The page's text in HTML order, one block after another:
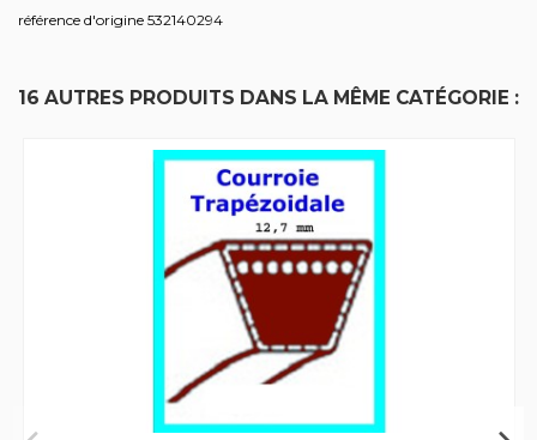
référence d'origine 532140294
16 AUTRES PRODUITS DANS LA MÊME CATÉGORIE :